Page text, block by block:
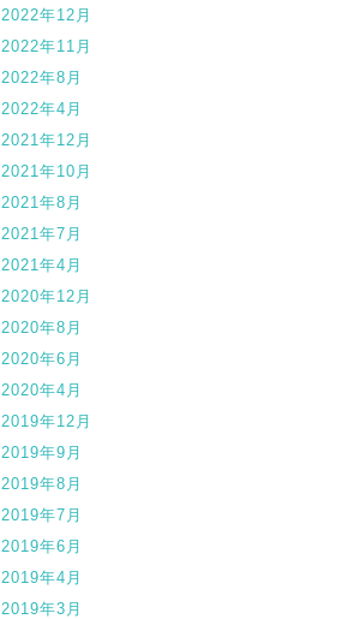
2022年12月
2022年11月
2022年8月
2022年4月
2021年12月
2021年10月
2021年8月
2021年7月
2021年4月
2020年12月
2020年8月
2020年6月
2020年4月
2019年12月
2019年9月
2019年8月
2019年7月
2019年6月
2019年4月
2019年3月